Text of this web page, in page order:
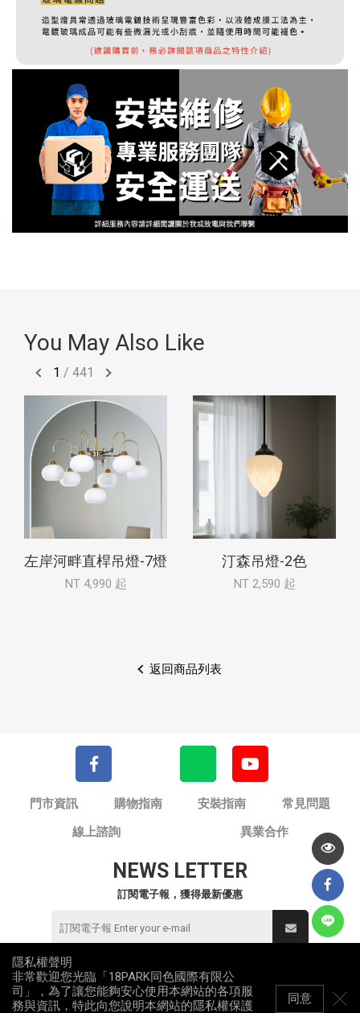
You May Also Like
1 / 441
左岸河畔直桿吊燈-7燈
NT 4,990 起
汀森吊燈-2色
NT 2,590 起
返回商品列表
門市資訊 購物指南 安裝指南
常見問題
線上諮詢
異業合作
NEWS LETTER
訂閱電子報，獲得最新優惠
© 同色國際有限公司 / 18PARK流行燈飾傢飾
統一編號：82953912
隱私權聲明
非常歡迎您光臨「18PARK同色國際有限公
司」，為了讓您能夠安心使用本網站的各項服
務與資訊，特此向您說明本網站的隱私權保護
同意